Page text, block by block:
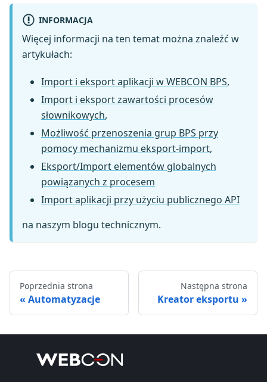
INFORMACJA
Więcej informacji na ten temat można znaleźć w
artykułach:
Import i eksport aplikacji w WEBCON BPS,
Import i eksport zawartości procesów
słownikowych,
Możliwość przenoszenia grup BPS przy
pomocy mechanizmu eksport-import,
Eksport/Import elementów globalnych
powiązanych z procesem
Import aplikacji przy użyciu publicznego API
na naszym blogu technicznym.
Poprzednia strona
Automatyzacje
Następna strona
Kreator eksportu